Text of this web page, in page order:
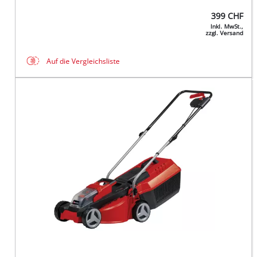
399 CHF
Inkl. MwSt.,
zzgl. Versand
Auf die Vergleichsliste